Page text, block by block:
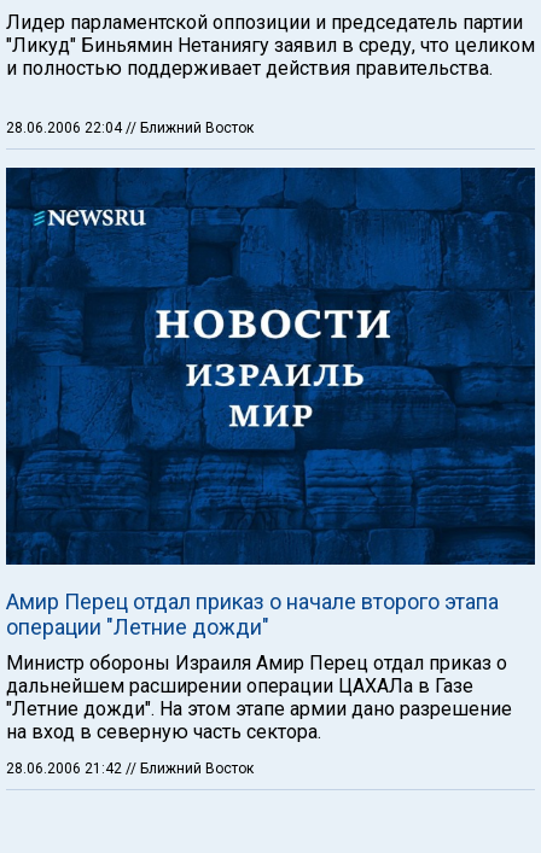
Лидер парламентской оппозиции и председатель партии
"Ликуд" Биньямин Нетаниягу заявил в среду, что целиком
и полностью поддерживает действия правительства.
28.06.2006 22:04// Ближний Восток
Амир Перец отдал приказ о начале второго этапа
операции "Летние дожди"
Министр обороны Израиля Амир Перец отдал приказ о
дальнейшем расширении операции ЦАХАЛа в Газе
"Летние дожди". На этом этапе армии дано разрешение
на вход в северную часть сектора.
28.06.2006 21:42 // Ближний Восток